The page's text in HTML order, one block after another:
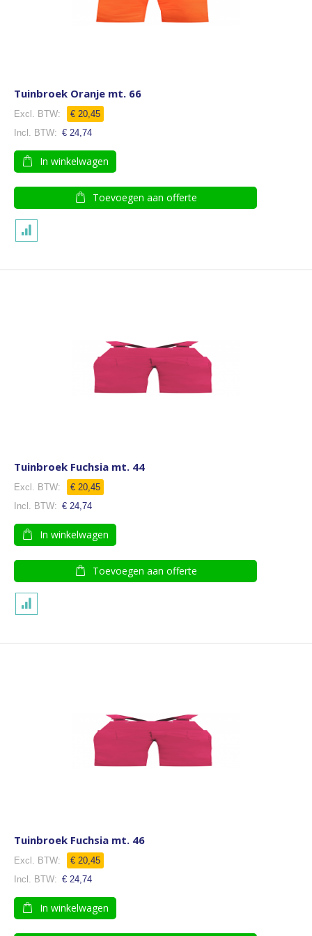
Tuinbroek Oranje mt. 66
€ 20,45
€ 24,74
In winkelwagen
Toevoegen aan offerte
Tuinbroek Fuchsia mt. 44
€ 20,45
€ 24,74
In winkelwagen
Toevoegen aan offerte
Tuinbroek Fuchsia mt. 46
€ 20,45
€ 24,74
In winkelwagen